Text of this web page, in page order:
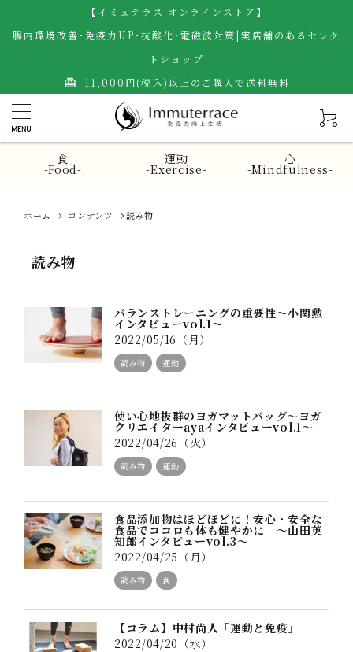
【イミュテラス オンラインストア】
腸内環境改善･免疫力UP･抗酸化･電磁波対策|実店舗のあるセレク
トショップ
card_giftcard 11,000円(税込)以上のご購入で送料無料
食
-Food-
運動
-Exercise-
心
-Mindfulness-
ホーム コンテンツ 読み物
読み物
バランストレーニングの重要性～小関勲
インタビューvol.1～
2022/05/16（月）
読み物 運動
使い心地抜群のヨガマットバッグ～ヨガ
クリエイターayaインタビューvol.1～
2022/04/26（火）
読み物 運動
食品添加物はほどほどに！安心・安全な
食品でココロも体も健やかに ～山田英
知郎インタビューvol.3～
2022/04/25（月）
読み物 食
【コラム】中村尚人「運動と免疫」
2022/04/20（水）